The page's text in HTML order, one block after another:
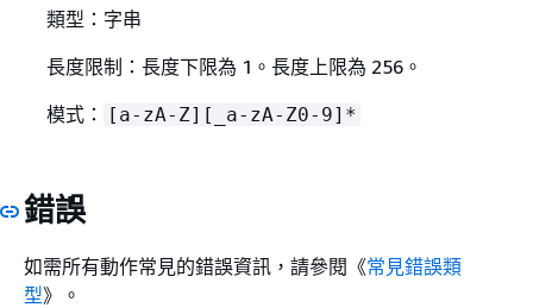
類型：字串
長度限制：長度下限為 1。長度上限為 256。
模式：
[a-zA-Z][_a-zA-Z0-9]*
錯誤
如需所有動作常見的錯誤資訊，請參閱《常見錯誤類
型》。